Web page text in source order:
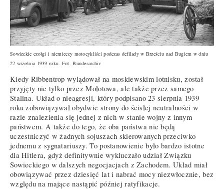
Sowieckie czołgi i niemieccy motocykliści podczas defilady w Brześciu nad Bugiem w dniu
22 września 1939 roku. Fot.Bundesarchiv
Kiedy Ribbentrop wylądował na moskiewskim lotnisku, został
przyjęty nie tylko przez Mołotowa, ale także przez samego
Stalina. Układ o nieagresji, który podpisano 23 sierpnia 1939
roku zobowiązywał obydwie strony do ścisłej neutralności w
razie znalezienia się jednej z nich w stanie wojny z innym
państwem. A także do tego, że oba państwa nie będą
uczestniczyć w żadnych sojuszach skierowanych przeciwko
jednemu z sygnatariuszy. To postanowienie było bardzo istotne
dla Hitlera, gdyż definitywnie wykluczało udział Związku
Sowieckiego w dalszych negocjacjach z Zachodem. Układ miał
obowiązywać przez dziesięć lat i nabrać mocy niezwłocznie, bez
względu na mające nastąpić później ratyfikacje.